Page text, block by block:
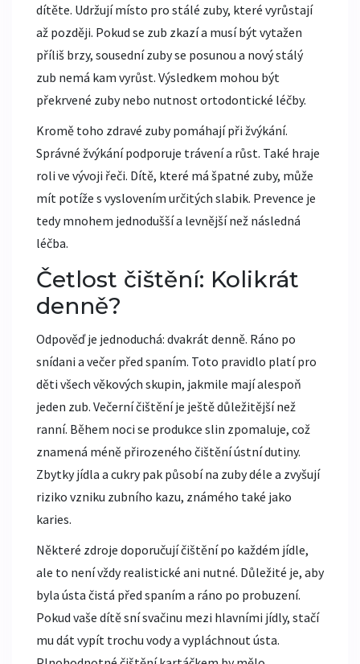
dítěte. Udržují místo pro stálé zuby, které vyrůstají
až později. Pokud se zub zkazí a musí být vytažen
příliš brzy, sousední zuby se posunou a nový stálý
zub nemá kam vyrůst. Výsledkem mohou být
překrvené zuby nebo nutnost ortodontické léčby.
Kromě toho zdravé zuby pomáhají při žvýkání.
Správné žvýkání podporuje trávení a růst. Také hraje
roli ve vývoji řeči. Dítě, které má špatné zuby, může
mít potíže s vyslovením určitých slabik. Prevence je
tedy mnohem jednodušší a levnější než následná
léčba.
Četlost čištění: Kolikrát
denně?
Odpověď je jednoduchá: dvakrát denně. Ráno po
snídani a večer před spaním. Toto pravidlo platí pro
děti všech věkových skupin, jakmile mají alespoň
jeden zub. Večerní čištění je ještě důležitější než
ranní. Během noci se produkce slin zpomaluje, což
znamená méně přirozeného čištění ústní dutiny.
Zbytky jídla a cukry pak působí na zuby déle a zvyšují
riziko vzniku zubního kazu, známého také jako
karies.
Některé zdroje doporučují čištění po každém jídle,
ale to není vždy realistické ani nutné. Důležité je, aby
byla ústa čistá před spaním a ráno po probuzení.
Pokud vaše dítě sní svačinu mezi hlavními jídly, stačí
mu dát vypít trochu vody a vypláchnout ústa.